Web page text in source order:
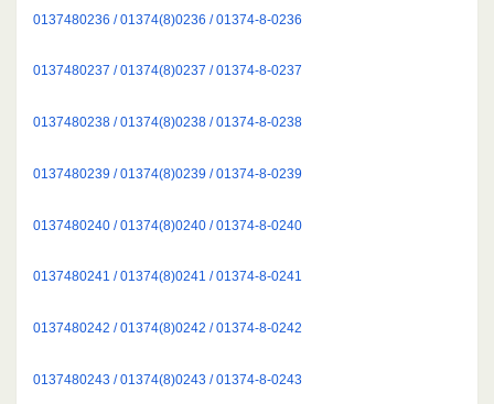
0137480236 / 01374(8)0236 / 01374-8-0236
0137480237 / 01374(8)0237 / 01374-8-0237
0137480238 / 01374(8)0238 / 01374-8-0238
0137480239 / 01374(8)0239 / 01374-8-0239
0137480240 / 01374(8)0240 / 01374-8-0240
0137480241 / 01374(8)0241 / 01374-8-0241
0137480242 / 01374(8)0242 / 01374-8-0242
0137480243 / 01374(8)0243 / 01374-8-0243